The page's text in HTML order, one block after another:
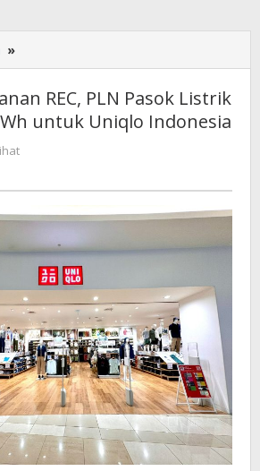
»
Layanan
PLN
Pasok
untuk
Indonesia
REC, PLN Pasok Listrik
untuk Uniqlo Indonesia